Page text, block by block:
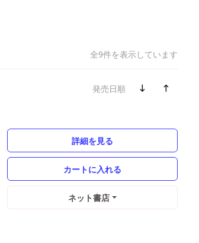
全9件を表示しています
発売日順
詳細を見る
ネット書店